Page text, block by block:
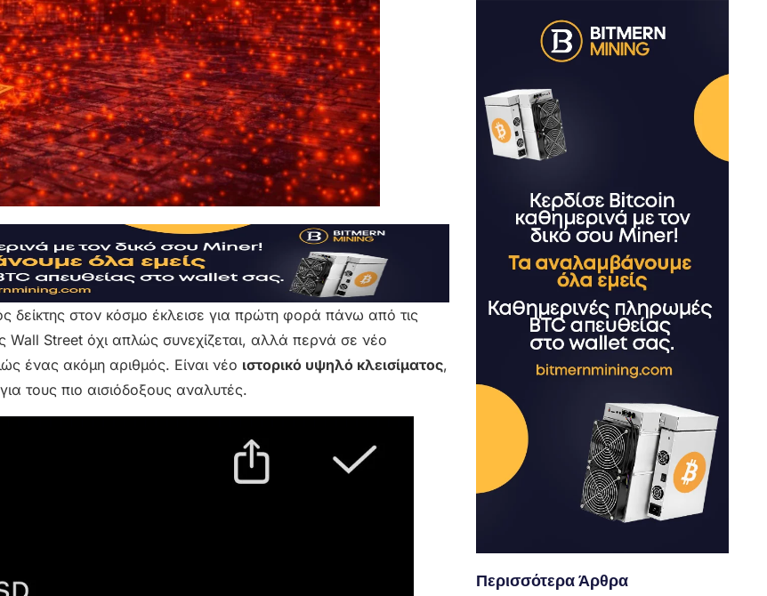
δείκτης στον κόσμο έκλεισε για πρώτη φορά πάνω από τις
Wall Street όχι απλώς συνεχίζεται, αλλά περνά σε νέο
ένας ακόμη αριθμός. Είναι νέο ιστορικό υψηλό κλεισίματος,
τους πιο αισιόδοξους αναλυτές.
Περισσότερα Άρθρα